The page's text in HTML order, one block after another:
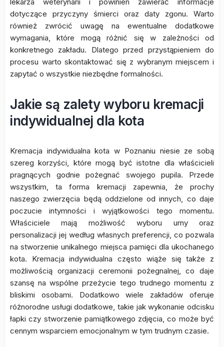
dotyczące przyczyny śmierci oraz daty zgonu. Warto
również zwrócić uwagę na ewentualne dodatkowe
wymagania, które mogą różnić się w zależności od
konkretnego zakładu. Dlatego przed przystąpieniem do
procesu warto skontaktować się z wybranym miejscem i
zapytać o wszystkie niezbędne formalności.
Jakie są zalety wyboru kremacji
indywidualnej dla kota
Kremacja indywidualna kota w Poznaniu niesie ze sobą
szereg korzyści, które mogą być istotne dla właścicieli
pragnących godnie pożegnać swojego pupila. Przede
wszystkim, ta forma kremacji zapewnia, że prochy
naszego zwierzęcia będą oddzielone od innych, co daje
poczucie intymności i wyjątkowości tego momentu.
Właściciele mają możliwość wyboru urny oraz
personalizacji jej według własnych preferencji, co pozwala
na stworzenie unikalnego miejsca pamięci dla ukochanego
kota. Kremacja indywidualna często wiąże się także z
możliwością organizacji ceremonii pożegnalnej, co daje
szansę na wspólne przeżycie tego trudnego momentu z
bliskimi osobami. Dodatkowo wiele zakładów oferuje
różnorodne usługi dodatkowe, takie jak wykonanie odcisku
łapki czy stworzenie pamiątkowego zdjęcia, co może być
cennym wsparciem emocjonalnym w tym trudnym czasie.